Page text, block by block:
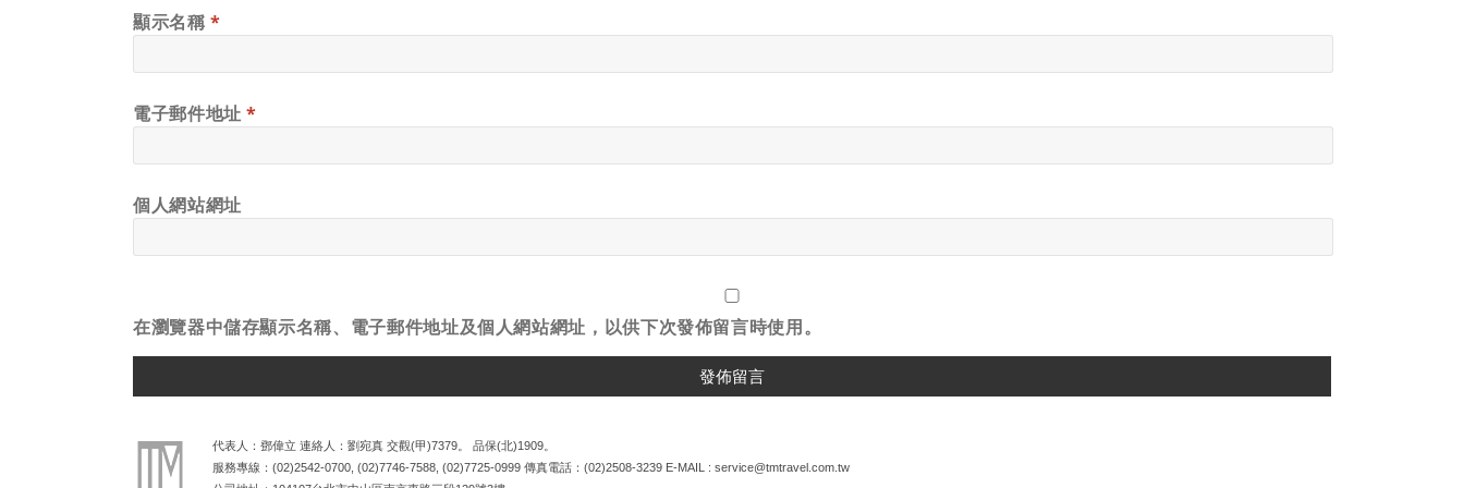
顯示名稱*
電子郵件地址*
個人網站網址
在瀏覽器中儲存顯示名稱、電子郵件地址及個人網站網址，以供下次發佈留言時使用。
代表人：鄧偉立 連絡人：劉宛真 交觀(甲)7379。 品保(北)1909。
服務專線： (02)2542-0700 (02)7746-7588 (02)7725-0999 傳真電話： (02)2508-3239 E-MAIL : service@tmtravel.com.tw